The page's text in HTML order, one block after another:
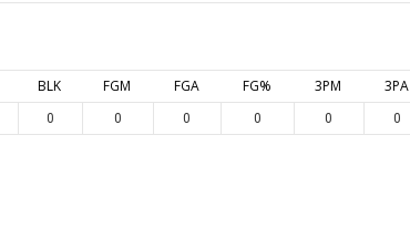
BLK FGM FGA FG% 3PM 3PA
0 0 0 0 0 0